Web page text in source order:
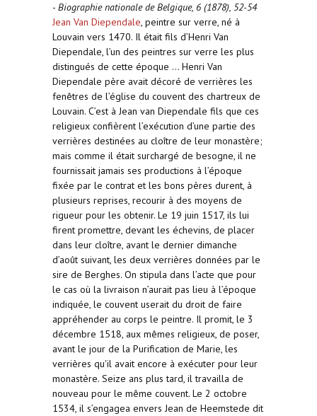
- Biographie nationale de Belgique, 6 (1878), 52-54
Jean Van Diependale, peintre sur verre, né à
Louvain vers 1470. Il était fils d’Henri Van
Diependale, l’un des peintres sur verre les plus
distingués de cette époque ... Henri Van
Diependale père avait décoré de verrières les
fenêtres de l’église du couvent des chartreux de
Louvain. C’est à Jean van Diependale fils que ces
religieux confièrent l’exécution d’une partie des
verrières destinées au cloître de leur monastère;
mais comme il était surchargé de besogne, il ne
fournissait jamais ses productions à l’époque
fixée par le contrat et les bons pères durent, à
plusieurs reprises, recourir à des moyens de
rigueur pour les obtenir. Le 19 juin 1517, ils lui
firent promettre, devant les échevins, de placer
dans leur cloître, avant le dernier dimanche
d’août suivant, les deux verrières données par le
sire de Berghes. On stipula dans l’acte que pour
le cas où la livraison n’aurait pas lieu à l’époque
indiquée, le couvent userait du droit de faire
appréhender au corps le peintre. Il promit, le 3
décembre 1518, aux mêmes religieux, de poser,
avant le jour de la Purification de Marie, les
verrières qu'il avait encore à exécuter pour leur
monastère. Seize ans plus tard, il travailla de
nouveau pour le même couvent. Le 2 octobre
1534, il s’engagea envers Jean de Heemstede dit